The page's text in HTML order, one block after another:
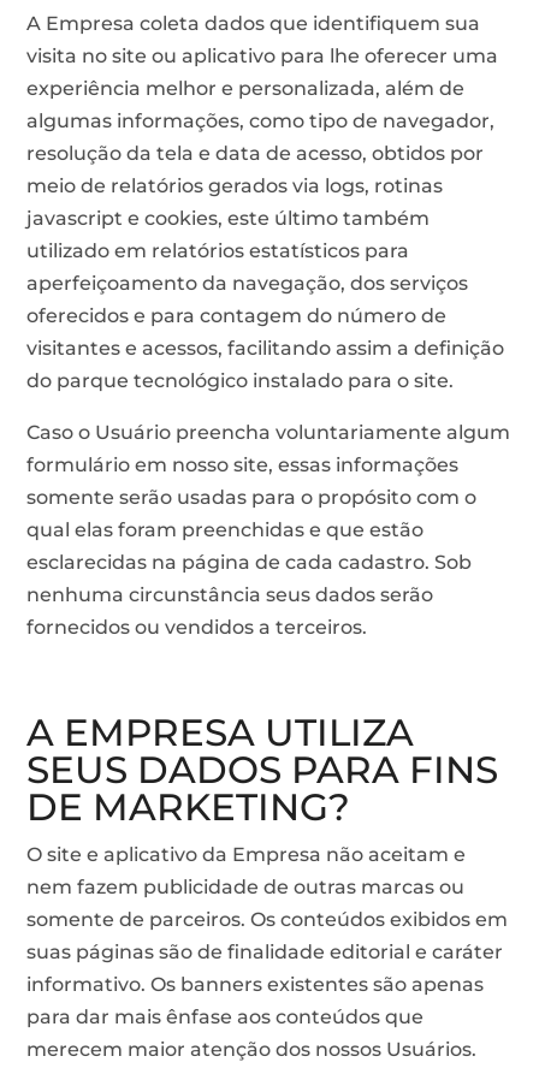
A Empresa coleta dados que identifiquem sua
visita no site ou aplicativo para lhe oferecer uma
experiência melhor e personalizada, além de
algumas informações, como tipo de navegador,
resolução da tela e data de acesso, obtidos por
meio de relatórios gerados via logs, rotinas
javascript e cookies, este último também
utilizado em relatórios estatísticos para
aperfeiçoamento da navegação, dos serviços
oferecidos e para contagem do número de
visitantes e acessos, facilitando assim a definição
do parque tecnológico instalado para o site.
Caso o Usuário preencha voluntariamente algum
formulário em nosso site, essas informações
somente serão usadas para o propósito com o
qual elas foram preenchidas e que estão
esclarecidas na página de cada cadastro. Sob
nenhuma circunstância seus dados serão
fornecidos ou vendidos a terceiros.
A EMPRESA UTILIZA
SEUS DADOS PARA FINS
DE MARKETING?
O site e aplicativo da Empresa não aceitam e
nem fazem publicidade de outras marcas ou
somente de parceiros. Os conteúdos exibidos em
suas páginas são de finalidade editorial e caráter
informativo. Os banners existentes são apenas
para dar mais ênfase aos conteúdos que
merecem maior atenção dos nossos Usuários.